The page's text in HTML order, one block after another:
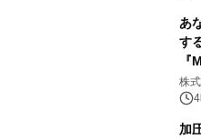
あ
す
秀
株
加